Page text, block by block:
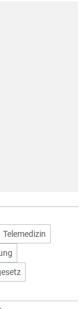
Telemedizin